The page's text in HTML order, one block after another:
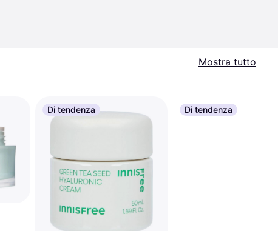
Mostra tutto
Di tendenza Di tendenza